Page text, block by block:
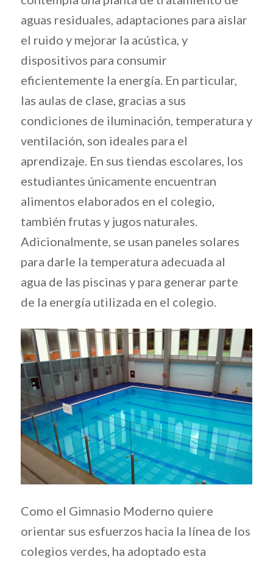
aguas residuales, adaptaciones para aislar
el ruido y mejorar la acústica, y
dispositivos para consumir
eficientemente la energía. En particular,
las aulas de clase, gracias a sus
condiciones de iluminación, temperatura y
ventilación, son ideales para el
aprendizaje. En sus tiendas escolares, los
estudiantes únicamente encuentran
alimentos elaborados en el colegio,
también frutas y jugos naturales.
Adicionalmente, se usan paneles solares
para darle la temperatura adecuada al
agua de las piscinas y para generar parte
de la energía utilizada en el colegio.
Como el Gimnasio Moderno quiere
orientar sus esfuerzos hacia la línea de los
colegios verdes, ha adoptado esta